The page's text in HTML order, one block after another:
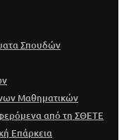
Σπουδών
Μαθηματικών
από τη ΣΘΕΤΕ
Επάρκεια